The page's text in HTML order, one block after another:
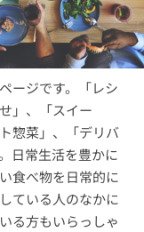
ージです。「レシ
」、「スイー
惣菜」、「デリバ
日常生活を豊かに
食べ物を日常的に
ている人のなかに
る方もいらっしゃ